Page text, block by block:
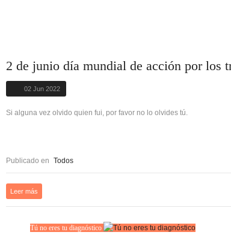
2 de junio día mundial de acción por los
02 Jun 2022
Si alguna vez olvido quien fui, por favor no lo olvides tú.
Publicado en Todos
Leer más
Tú no eres tu diagnóstico